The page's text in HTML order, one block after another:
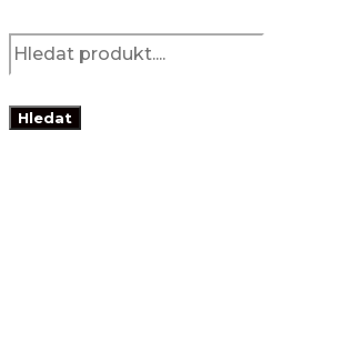
Products
search
Hledat